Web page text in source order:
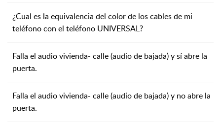
¿Cual es la equivalencia del color de los cables de mi
teléfono con el teléfono UNIVERSAL?
Falla el audio vivienda- calle (audio de bajada) y sí abre la
puerta.
Falla el audio vivienda- calle (audio de bajada) y no abre la
puerta.